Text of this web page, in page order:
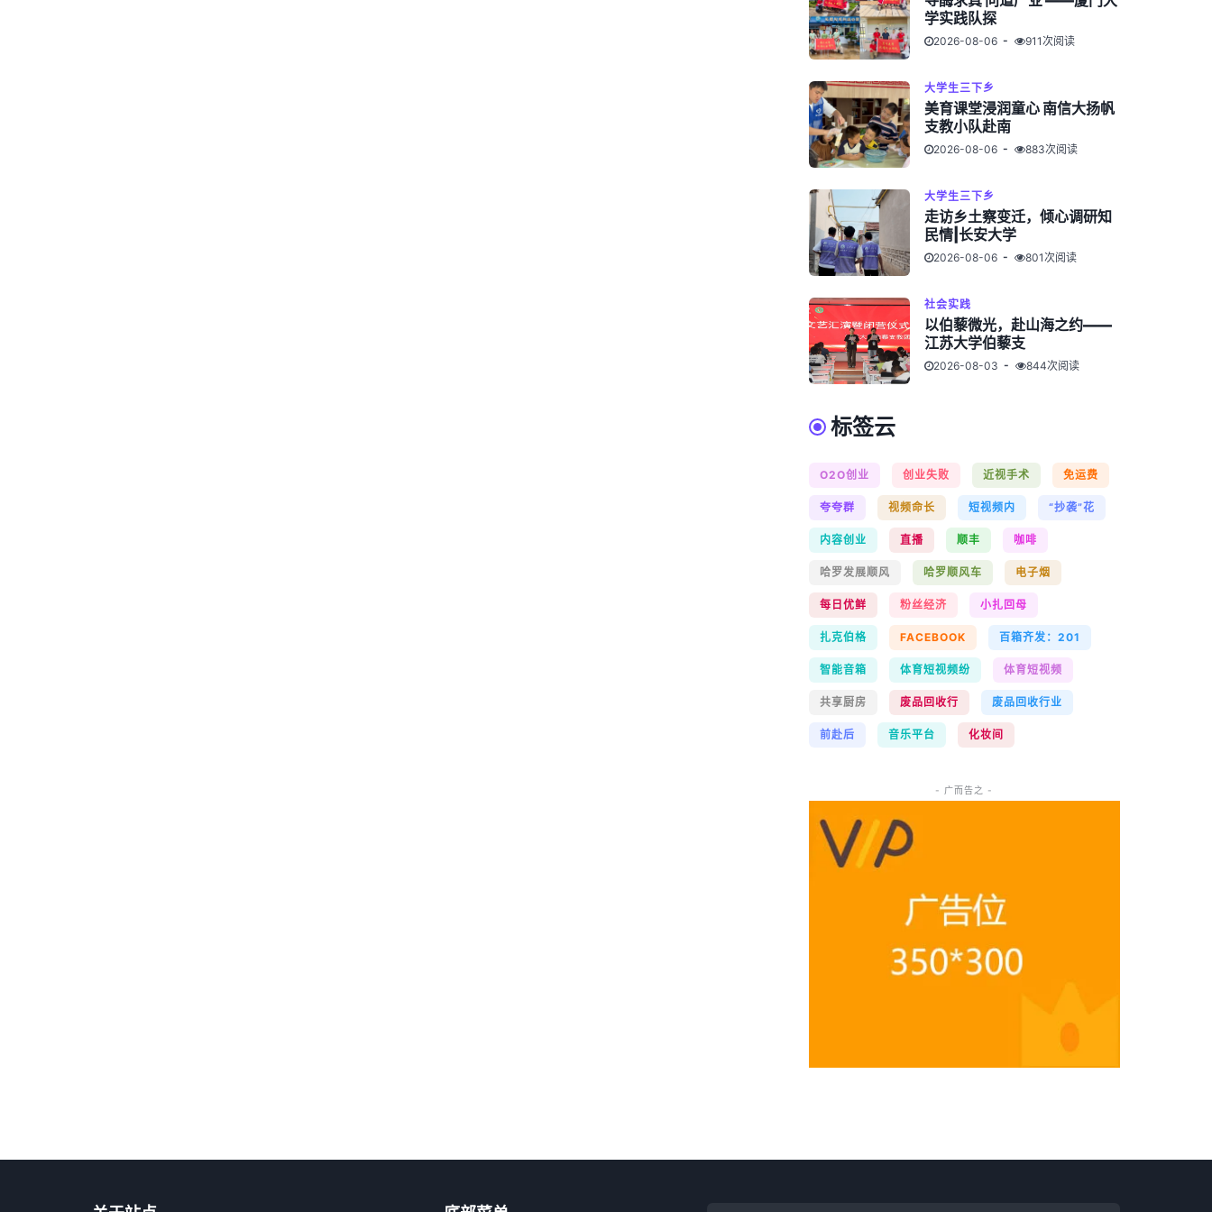
学实践队探
2026-08-06 911次阅读
大学生三下乡
美育课堂浸润童心 南信大扬帆
支教小队赴南
2026-08-06 883次阅读
大学生三下乡
走访乡土察变迁，倾心调研知
民情|长安大学
2026-08-06 801次阅读
社会实践
以伯藜微光，赴山海之约——
江苏大学伯藜支
2026-08-03 844次阅读
标签云
O2O创业 创业失败 近视手术 免运费
夸夸群 视频命长 短视频内 “抄袭”花
内容创业 直播 顺丰 咖啡
哈罗发展顺风 哈罗顺风车 电子烟
每日优鲜 粉丝经济 小扎回母
扎克伯格 FACEBOOK 百箱齐发：201
智能音箱 体育短视频纷 体育短视频
共享厨房 废品回收行 废品回收行业
前赴后 音乐平台 化妆间
- 广而告之 -